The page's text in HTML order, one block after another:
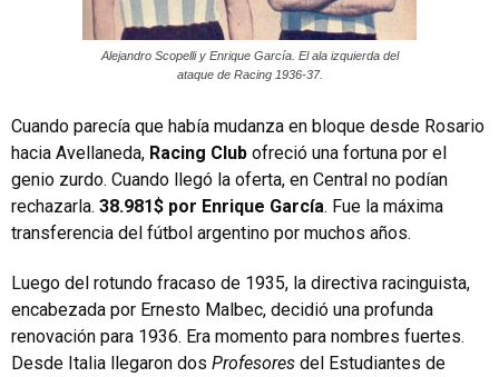
Alejandro Scopelli y Enrique García. El ala izquierda del
ataque de Racing 1936-37.
Cuando parecía que había mudanza en bloque desde Rosario
hacia Avellaneda, Racing Club ofreció una fortuna por el
genio zurdo. Cuando llegó la oferta, en Central no podían
rechazarla. 38.981$ por Enrique García. Fue la máxima
transferencia del fútbol argentino por muchos años.
Luego del rotundo fracaso de 1935, la directiva racinguista,
encabezada por Ernesto Malbec, decidió una profunda
renovación para 1936. Era momento para nombres fuertes.
Desde Italia llegaron dos Profesores del Estudiantes de